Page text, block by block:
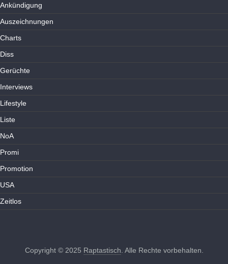
Ankündigung
Auszeichnungen
Charts
Diss
Gerüchte
Interviews
Lifestyle
Liste
NoA
Promi
Promotion
USA
Zeitlos
Copyright © 2025 Raptastisch . Alle Rechte vorbehalten.